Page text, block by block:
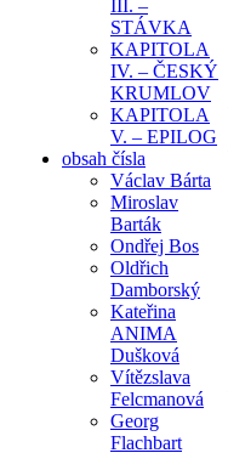
III. –
STÁVKA
KAPITOLA
IV. – ČESKÝ
KRUMLOV
KAPITOLA
V. – EPILOG
obsah čísla
Václav Bárta
Miroslav
Barták
Ondřej Bos
Oldřich
Damborský
Kateřina
ANIMA
Dušková
Vítězslava
Felcmanová
Georg
Flachbart